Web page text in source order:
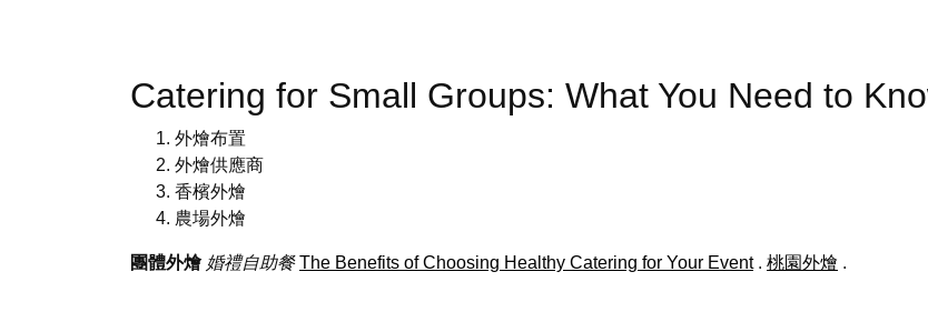
Catering for Small Groups: What You Need to
外燴布置
外燴供應商
香檳外燴
農場外燴
團體外燴 婚禮自助餐 The Benefits of Choosing Healthy Catering for Your Event. 桃園外燴 .